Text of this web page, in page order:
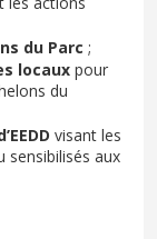
du Parc ;
locaux pour
du
visant les
sensibilisés aux